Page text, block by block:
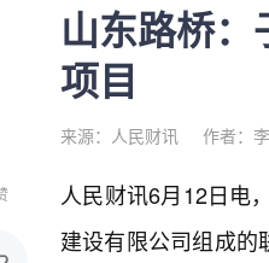
山东路桥
项目
来源：人民财讯 作者：
人民财讯6月12日电，
建设有限公司组成的